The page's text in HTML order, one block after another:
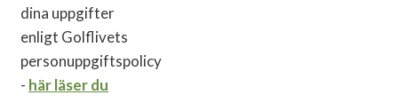
dina uppgifter
enligt Golflivets
personuppgiftspolicy
- här läser du